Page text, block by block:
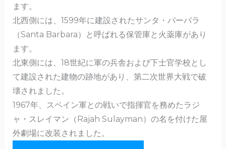
ます。
北西側には、1599年に建設されたサンタ・バーバラ
（Santa Barbara）と呼ばれる保管庫と火薬庫があり
ます。
北東側には、18世紀に軍の兵舎および下士官学校とし
て建設された建物の跡地があり、第二次世界大戦で破
壊されました。
1967年、スペイン軍との戦いで指揮官を務めたラジ
ャ・スレイマン（Rajah Sulayman）の名を付けた屋
外劇場に改装されました。